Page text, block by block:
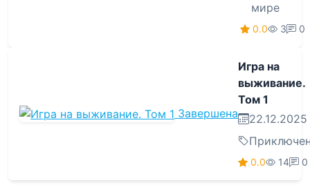
мире
0.0 3 0
Завершена
Игра на
выживание.
Том 1
22.12.2025
0.0 14 0